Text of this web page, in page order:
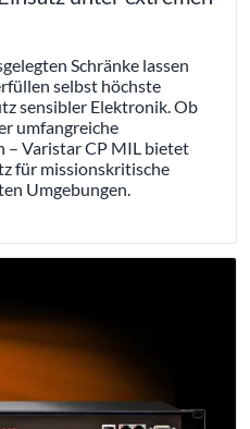
Schränke lassen
selbst höchste
sensibler Elektronik. Ob
umfangreiche
Varistar CP MIL bietet
für missionskritische
Umgebungen.